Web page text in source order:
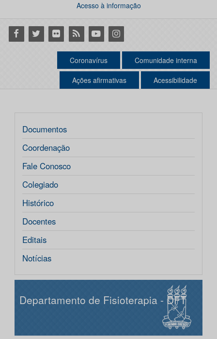
Acesso à informação
Facebook
Twitter Flickr RSS YoutubeInstagram
Coronavírus Comunidade interna
Ações afirmativas Acessibilidade
Documentos
Coordenação
Fale Conosco
Colegiado
Histórico
Docentes
Editais
Notícias
Departamento de Fisioterapia - DFT